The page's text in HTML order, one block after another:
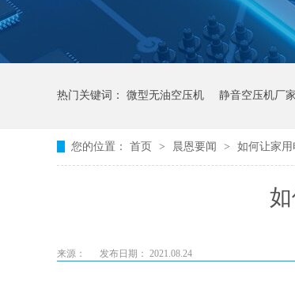
热门关键词： 微型无油空压机 静音空压机厂家
您的位置： 首页 > 晨恩要闻 > 如何让家用
来源： 发布日期： 2021.08.24